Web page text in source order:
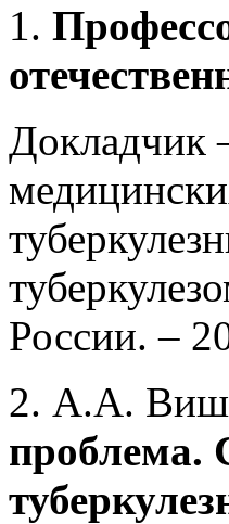
1.
Докладчик
России. –
2. А.А.
проблема.